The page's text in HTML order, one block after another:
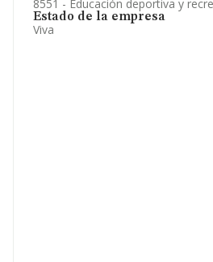
8551 - Educación deportiva y
Estado de la empresa
Viva